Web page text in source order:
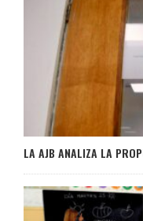
LA AJB ANALIZA LA